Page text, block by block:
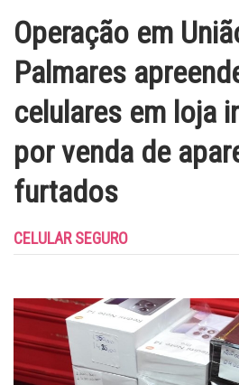
Operação em
Palmares
celulares em loja
por venda de
furtados
CELULAR SEGURO